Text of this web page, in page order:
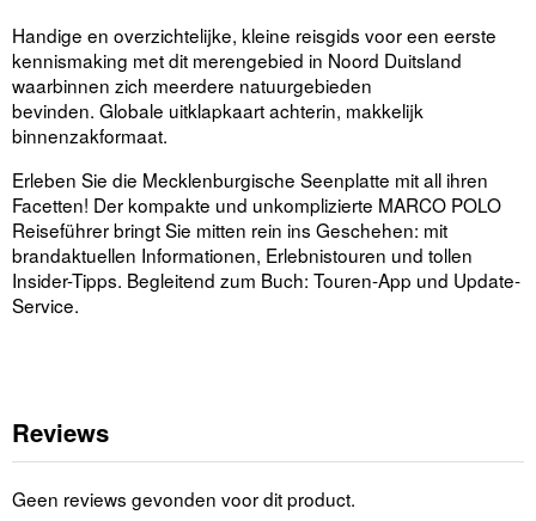
Handige en overzichtelijke, kleine reisgids voor een eerste
kennismaking met dit merengebied in Noord Duitsland
waarbinnen zich meerdere natuurgebieden
bevinden. Globale uitklapkaart achterin, makkelijk
binnenzakformaat.
Erleben Sie die Mecklenburgische Seenplatte mit all ihren
Facetten! Der kompakte und unkomplizierte MARCO POLO
Reiseführer bringt Sie mitten rein ins Geschehen: mit
brandaktuellen Informationen, Erlebnistouren und tollen
Insider-Tipps. Begleitend zum Buch: Touren-App und Update-
Service.
Reviews
Geen reviews gevonden voor dit product.